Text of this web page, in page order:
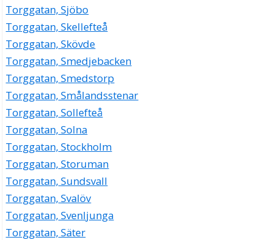
Torggatan, Sjöbo
Torggatan, Skellefteå
Torggatan, Skövde
Torggatan, Smedjebacken
Torggatan, Smedstorp
Torggatan, Smålandsstenar
Torggatan, Sollefteå
Torggatan, Solna
Torggatan, Stockholm
Torggatan, Storuman
Torggatan, Sundsvall
Torggatan, Svalöv
Torggatan, Svenljunga
Torggatan, Säter